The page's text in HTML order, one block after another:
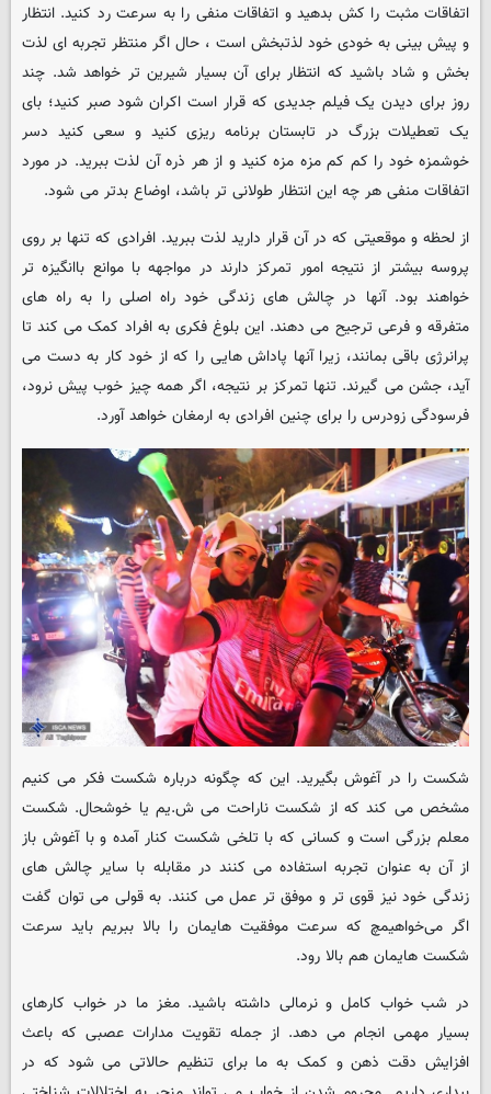
اتفاقات مثبت را کش بدهید و اتفاقات منفی را به سرعت رد کنید. انتظار
و پیش بینی به خودی خود لذتبخش است ، حال اگر منتظر تجربه ای لذت
بخش و شاد باشید که انتظار برای آن بسیار شیرین تر خواهد شد. چند
روز برای دیدن یک فیلم جدیدی که قرار است اکران شود صبر کنید؛ بای
یک تعطیلات بزرگ در تابستان برنامه ریزی کنید و سعی کنید دسر
خوشمزه خود را کم کم مزه مزه کنید و از هر ذره آن لذت ببرید. در مورد
اتفاقات منفی هر چه این انتظار طولانی تر باشد، اوضاع بدتر می شود.
از لحظه و موقعیتی که در آن قرار دارید لذت ببرید. افرادی که تنها بر روی
پروسه بیشتر از نتیجه امور تمرکز دارند در مواجهه با موانع باانگیزه تر
خواهند بود. آنها در چالش های زندگی خود راه اصلی را به راه های
متفرقه و فرعی ترجیح می دهند. این بلوغ فکری به افراد کمک می کند تا
پرانرژی باقی بمانند، زیرا آنها پاداش هایی را که از خود کار به دست می
آید، جشن می گیرند. تنها تمرکز بر نتیجه، اگر همه چیز خوب پیش نرود،
فرسودگی زودرس را برای چنین افرادی به ارمغان خواهد آورد.
شکست را در آغوش بگیرید. این که چگونه درباره شکست فکر می کنیم
مشخص می کند که از شکست ناراحت می ش.یم یا خوشحال. شکست
معلم بزرگی است و کسانی که با تلخی شکست کنار آمده و با آغوش باز
از آن به عنوان تجربه استفاده می کنند در مقابله با سایر چالش های
زندگی خود نیز قوی تر و موفق تر عمل می کنند. به قولی می توان گفت
اگر می‌خواهیمچ که سرعت موفقیت هایمان را بالا ببریم باید سرعت
شکست هایمان هم بالا رود.
در شب خواب کامل و نرمالی داشته باشید. مغز ما در خواب کارهای
بسیار مهمی انجام می دهد. از جمله تقویت مدارات عصبی که باعث
افزایش دقت ذهن و کمک به ما برای تنظیم حالاتی می شود که در